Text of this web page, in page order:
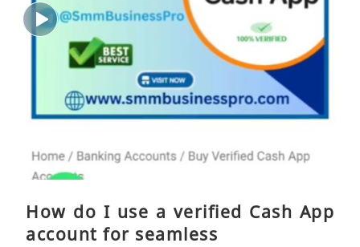
How do I use a verified Cash App
account for seamless